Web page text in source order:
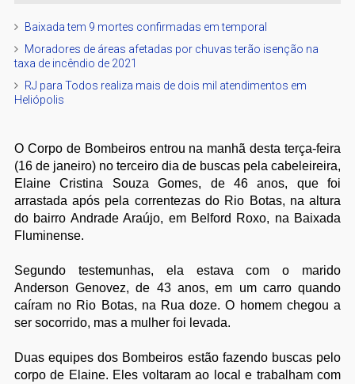
Baixada tem 9 mortes confirmadas em temporal
Moradores de áreas afetadas por chuvas terão isenção na
taxa de incêndio de 2021
RJ para Todos realiza mais de dois mil atendimentos em
Heliópolis
O Corpo de Bombeiros entrou na manhã desta terça-feira
(16 de janeiro) no terceiro dia de buscas pela cabeleireira,
Elaine Cristina Souza Gomes, de 46 anos, que foi
arrastada após pela correntezas do Rio Botas, na altura
do bairro Andrade Araújo, em Belford Roxo, na Baixada
Fluminense.
Segundo testemunhas, ela estava com o marido
Anderson Genovez, de 43 anos, em um carro quando
caíram no Rio Botas, na Rua doze. O homem chegou a
ser socorrido, mas a mulher foi levada.
Duas equipes dos Bombeiros estão fazendo buscas pelo
corpo de Elaine. Eles voltaram ao local e trabalham com